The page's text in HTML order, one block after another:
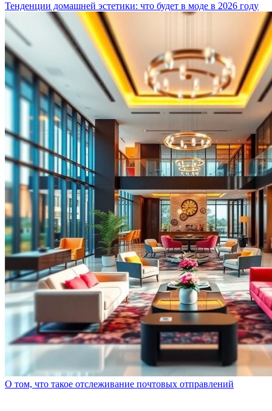
Тенденции домашней эстетики: что будет в моде в 2026 году
О том, что такое отслеживание почтовых отправлений